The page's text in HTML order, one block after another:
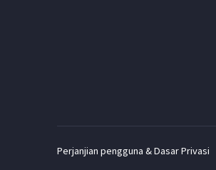
Perjanjian pengguna & Dasar Privasi